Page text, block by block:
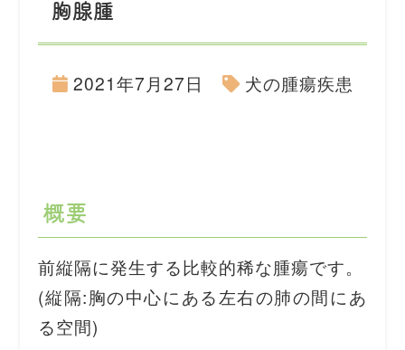
胸腺腫
2021年7月27日 犬の腫瘍疾患
概要
前縦隔に発生する比較的稀な腫瘍です。
(縦隔:胸の中心にある左右の肺の間にあ
る空間)